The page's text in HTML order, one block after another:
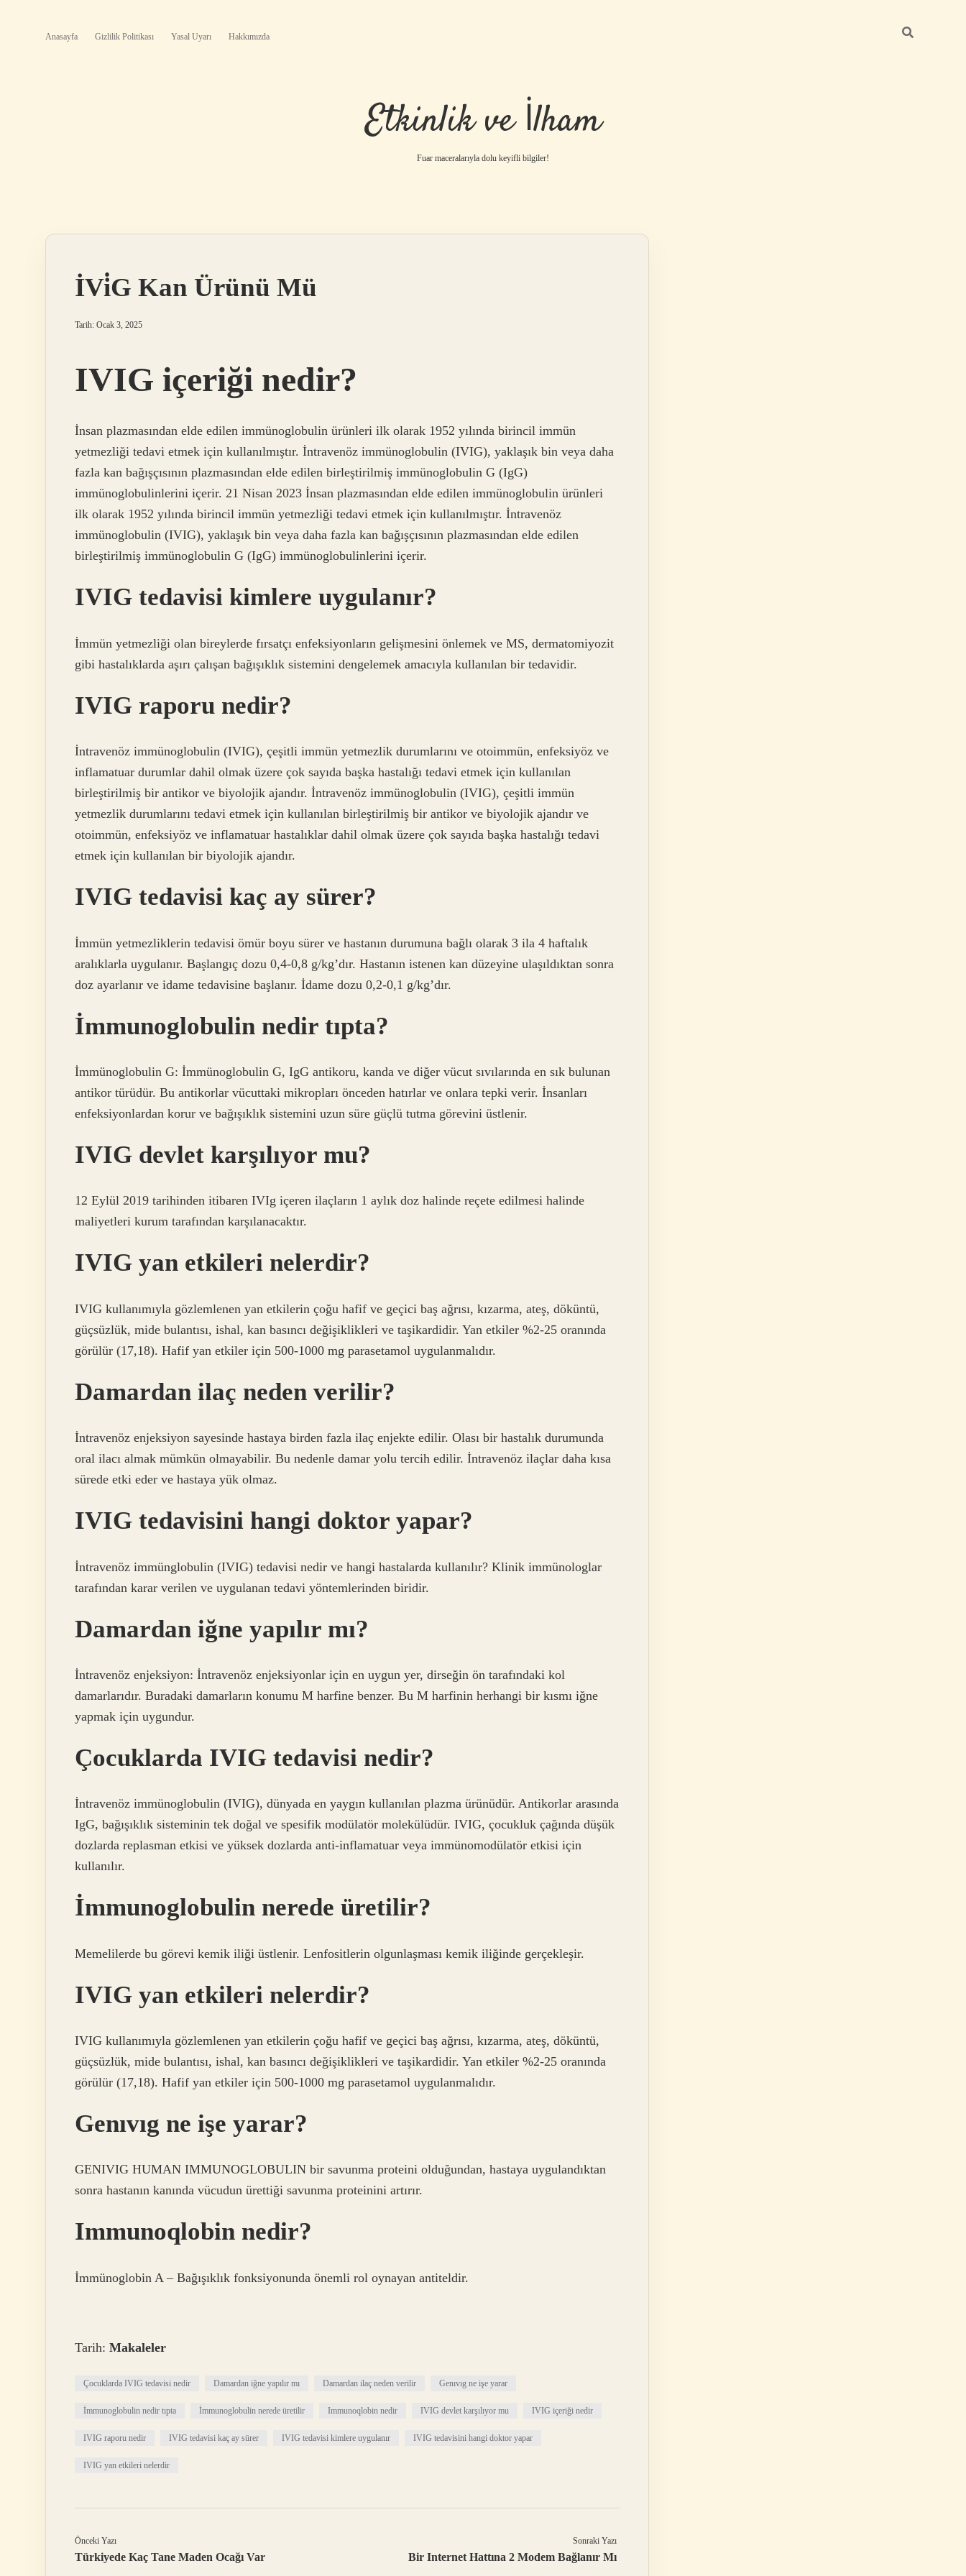
Anasayfa Gizlilik Politikası Yasal Uyarı Hakkımızda
Etkinlik ve İlham
Fuar maceralarıyla dolu keyifli bilgiler!
İVi̇G Kan Ürünü Mü
Tarih: Ocak 3, 2025
IVIG içeriği nedir?
İnsan plazmasından elde edilen immünoglobulin ürünleri ilk olarak 1952 yılında birincil immün
yetmezliği tedavi etmek için kullanılmıştır. İntravenöz immünoglobulin (IVIG), yaklaşık bin veya daha
fazla kan bağışçısının plazmasından elde edilen birleştirilmiş immünoglobulin G (IgG)
immünoglobulinlerini içerir. 21 Nisan 2023 İnsan plazmasından elde edilen immünoglobulin ürünleri
ilk olarak 1952 yılında birincil immün yetmezliği tedavi etmek için kullanılmıştır. İntravenöz
immünoglobulin (IVIG), yaklaşık bin veya daha fazla kan bağışçısının plazmasından elde edilen
birleştirilmiş immünoglobulin G (IgG) immünoglobulinlerini içerir.
IVIG tedavisi kimlere uygulanır?
İmmün yetmezliği olan bireylerde fırsatçı enfeksiyonların gelişmesini önlemek ve MS, dermatomiyozit
gibi hastalıklarda aşırı çalışan bağışıklık sistemini dengelemek amacıyla kullanılan bir tedavidir.
IVIG raporu nedir?
İntravenöz immünoglobulin (IVIG), çeşitli immün yetmezlik durumlarını ve otoimmün, enfeksiyöz ve
inflamatuar durumlar dahil olmak üzere çok sayıda başka hastalığı tedavi etmek için kullanılan
birleştirilmiş bir antikor ve biyolojik ajandır. İntravenöz immünoglobulin (IVIG), çeşitli immün
yetmezlik durumlarını tedavi etmek için kullanılan birleştirilmiş bir antikor ve biyolojik ajandır ve
otoimmün, enfeksiyöz ve inflamatuar hastalıklar dahil olmak üzere çok sayıda başka hastalığı tedavi
etmek için kullanılan bir biyolojik ajandır.
IVIG tedavisi kaç ay sürer?
İmmün yetmezliklerin tedavisi ömür boyu sürer ve hastanın durumuna bağlı olarak 3 ila 4 haftalık
aralıklarla uygulanır. Başlangıç ​​dozu 0,4-0,8 g/kg’dır. Hastanın istenen kan düzeyine ulaşıldıktan sonra
doz ayarlanır ve idame tedavisine başlanır. İdame dozu 0,2-0,1 g/kg’dır.
İmmunoglobulin nedir tıpta?
İmmünoglobulin G: İmmünoglobulin G, IgG antikoru, kanda ve diğer vücut sıvılarında en sık bulunan
antikor türüdür. Bu antikorlar vücuttaki mikropları önceden hatırlar ve onlara tepki verir. İnsanları
enfeksiyonlardan korur ve bağışıklık sistemini uzun süre güçlü tutma görevini üstlenir.
IVIG devlet karşılıyor mu?
12 Eylül 2019 tarihinden itibaren IVIg içeren ilaçların 1 aylık doz halinde reçete edilmesi halinde
maliyetleri kurum tarafından karşılanacaktır.
IVIG yan etkileri nelerdir?
IVIG kullanımıyla gözlemlenen yan etkilerin çoğu hafif ve geçici baş ağrısı, kızarma, ateş, döküntü,
güçsüzlük, mide bulantısı, ishal, kan basıncı değişiklikleri ve taşikardidir. Yan etkiler %2-25 oranında
görülür (17,18). Hafif yan etkiler için 500-1000 mg parasetamol uygulanmalıdır.
Damardan ilaç neden verilir?
İntravenöz enjeksiyon sayesinde hastaya birden fazla ilaç enjekte edilir. Olası bir hastalık durumunda
oral ilacı almak mümkün olmayabilir. Bu nedenle damar yolu tercih edilir. İntravenöz ilaçlar daha kısa
sürede etki eder ve hastaya yük olmaz.
IVIG tedavisini hangi doktor yapar?
İntravenöz immünglobulin (IVIG) tedavisi nedir ve hangi hastalarda kullanılır? Klinik immünologlar
tarafından karar verilen ve uygulanan tedavi yöntemlerinden biridir.
Damardan iğne yapılır mı?
İntravenöz enjeksiyon: İntravenöz enjeksiyonlar için en uygun yer, dirseğin ön tarafındaki kol
damarlarıdır. Buradaki damarların konumu M harfine benzer. Bu M harfinin herhangi bir kısmı iğne
yapmak için uygundur.
Çocuklarda IVIG tedavisi nedir?
İntravenöz immünoglobulin (IVIG), dünyada en yaygın kullanılan plazma ürünüdür. Antikorlar arasında
IgG, bağışıklık sisteminin tek doğal ve spesifik modülatör molekülüdür. IVIG, çocukluk çağında düşük
dozlarda replasman etkisi ve yüksek dozlarda anti-inflamatuar veya immünomodülatör etkisi için
kullanılır.
İmmunoglobulin nerede üretilir?
Memelilerde bu görevi kemik iliği üstlenir. Lenfositlerin olgunlaşması kemik iliğinde gerçekleşir.
IVIG yan etkileri nelerdir?
IVIG kullanımıyla gözlemlenen yan etkilerin çoğu hafif ve geçici baş ağrısı, kızarma, ateş, döküntü,
güçsüzlük, mide bulantısı, ishal, kan basıncı değişiklikleri ve taşikardidir. Yan etkiler %2-25 oranında
görülür (17,18). Hafif yan etkiler için 500-1000 mg parasetamol uygulanmalıdır.
Genıvıg ne işe yarar?
GENIVIG HUMAN IMMUNOGLOBULIN bir savunma proteini olduğundan, hastaya uygulandıktan
sonra hastanın kanında vücudun ürettiği savunma proteinini artırır.
Immunoqlobin nedir?
İmmünoglobin A – Bağışıklık fonksiyonunda önemli rol oynayan antiteldir.
Tarih: Makaleler
Çocuklarda IVIG tedavisi nedir Damardan iğne yapılır mı Damardan ilaç neden verilir Genıvıg ne işe yarar
İmmunoglobulin nedir tıpta İmmunoglobulin nerede üretilir Immunoqlobin nedir IVIG devlet karşılıyor mu IVIG içeriği nedir
IVIG raporu nedir IVIG tedavisi kaç ay sürer IVIG tedavisi kimlere uygulanır IVIG tedavisini hangi doktor yapar
IVIG yan etkileri nelerdir
Önceki Yazı
Türkiyede Kaç Tane Maden Ocağı Var
Sonraki Yazı
Bir Internet Hattına 2 Modem Bağlanır Mı